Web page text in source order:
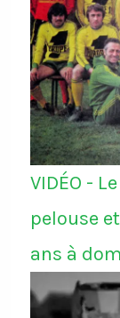
VIDÉO -
pelouse
ans à